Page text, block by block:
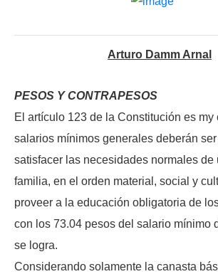
Arturo Damm Arnal
PESOS Y CONTRAPESOS
El artículo 123 de la Constitución es my
salarios mínimos generales deberán
satisfacer las necesidades normales de
familia, en el orden material, social y
proveer a la educación obligatoria de
con los 73.04 pesos del salario mínimo
se logra.
Considerando solamente la canasta